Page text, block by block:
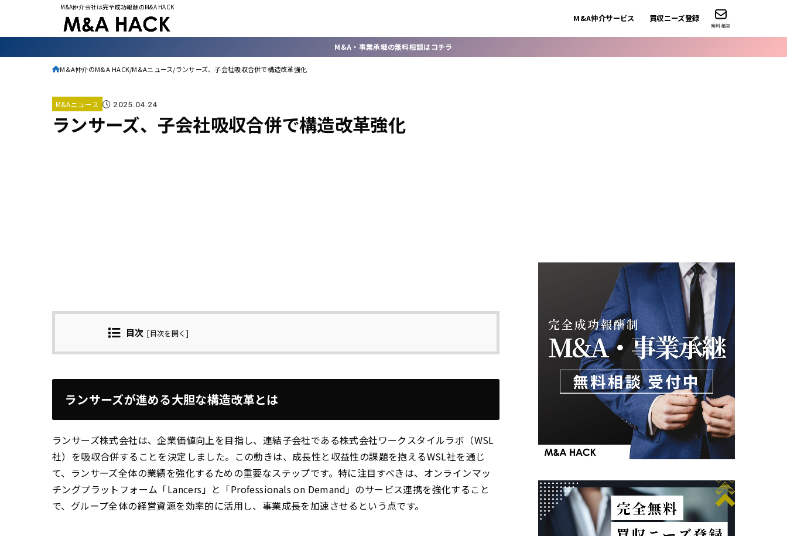
M&A仲介会社は完全成功報酬のM&A HACK
M&A仲介サービス 買収ニーズ登録
無料相談
M&A・事業承継の無料相談はコチラ
M&A仲介のM&A HACK M&Aニュース ランサーズ、子会社吸収合併で構造改革強化
M&Aニュース 2025.04.24
ランサーズ、子会社吸収合併で構造改革強化
目次 [目次を開く ]
ランサーズが進める大胆な構造改革とは
ランサーズ株式会社は、企業価値向上を目指し、連結子会社である株式会社ワークスタイルラボ（WSL
社）を吸収合併することを決定しました。この動きは、成長性と収益性の課題を抱えるWSL社を通じ
て、ランサーズ全体の業績を強化するための重要なステップです。特に注目すべきは、オンラインマッ
チングプラットフォーム「Lancers」と「Professionals on Demand」のサービス連携を強化すること
で、グループ全体の経営資源を効率的に活用し、事業成長を加速させるという点です。